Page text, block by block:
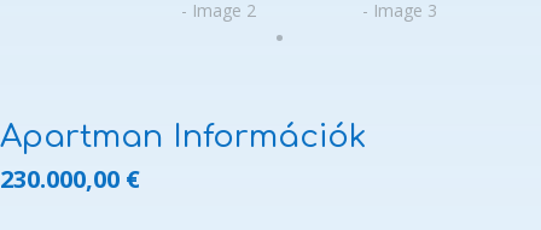
Apartman Információk
230.000,00 €